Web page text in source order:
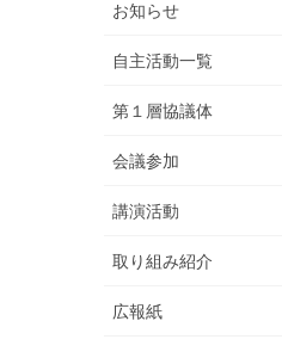
お知らせ
自主活動一覧
第１層協議体
会議参加
講演活動
取り組み紹介
広報紙